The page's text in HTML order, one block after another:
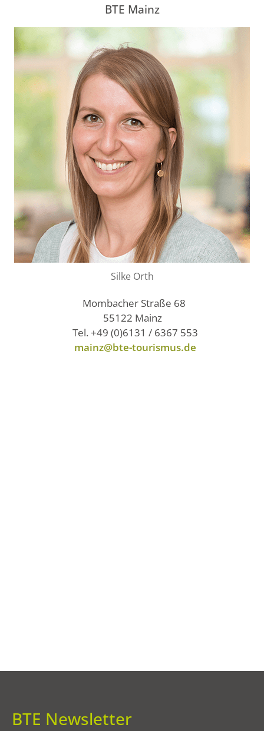
BTE Mainz
Silke Orth
Mombacher Straße 68
55122 Mainz
Tel. +49 (0)6131 / 6367 553
mainz@bte-tourismus.de
BTE Newsletter